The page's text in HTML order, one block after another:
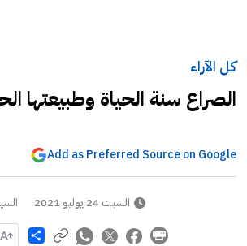
كل الآراء
الصراع سنة الحياة وطبيعتها
Add as Preferred Source on Google
السبت 24 يوليو 2021
Share